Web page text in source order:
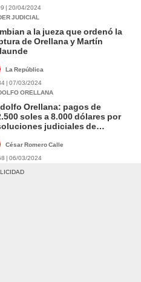
| 20/04/2024
JUDICIAL
a la jueza que ordenó la
de Orellana y Martín
La República
| 07/03/2024
ORELLANA
Orellana: pagos de
soles a 8.000 dólares por
judiciales de
César Romero Calle
| 06/03/2024